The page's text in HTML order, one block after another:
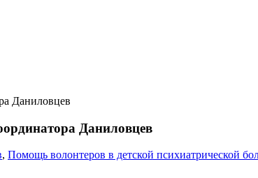
Даниловцев
Даниловцев
, Помощь волонтеров в детской психиатрической